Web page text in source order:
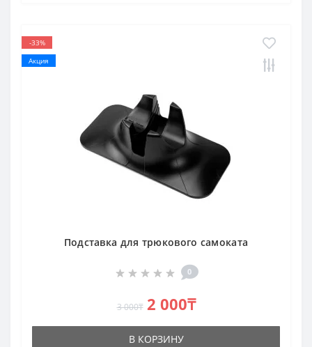
-33%
Акция
Подставка для трюкового самоката
0
3 000₸ 2 000₸
В КОРЗИНУ